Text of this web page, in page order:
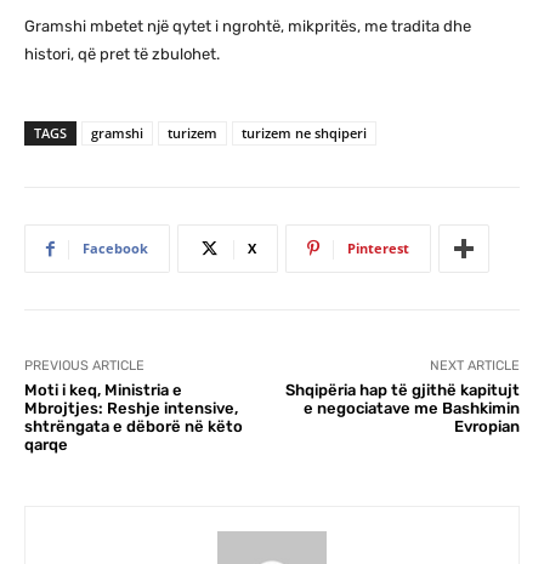
Gramshi mbetet një qytet i ngrohtë, mikpritës, me tradita dhe
histori, që pret të zbulohet.
TAGS gramshi turizem turizem ne shqiperi
Facebook X Pinterest
PREVIOUS ARTICLE
Moti i keq, Ministria e
Mbrojtjes: Reshje intensive,
shtrëngata e dëborë në këto
qarqe
NEXT ARTICLE
Shqipëria hap të gjithë kapitujt
e negociatave me Bashkimin
Evropian